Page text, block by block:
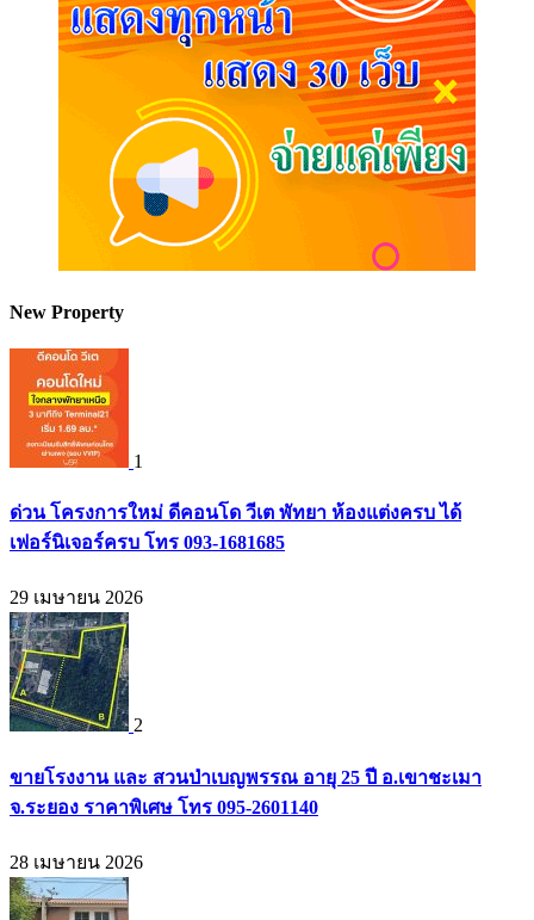
New Property
1
ด่วน โครงการใหม่ ดีคอนโด วีเต พัทยา ห้องแต่งครบ ได้
เฟอร์นิเจอร์ครบ โทร 093-1681685
29 เมษายน 2026
2
ขายโรงงาน และ สวนป่าเบญพรรณ อายุ 25 ปี อ.เขาชะเมา
จ.ระยอง ราคาพิเศษ โทร 095-2601140
28 เมษายน 2026